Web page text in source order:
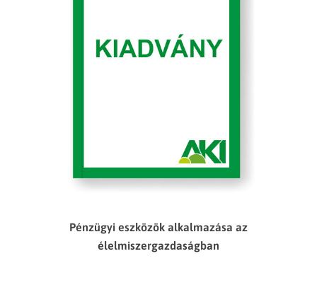
Pénzügyi eszközök alkalmazása az
élelmiszergazdaságban